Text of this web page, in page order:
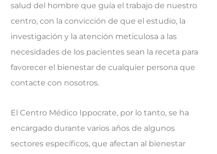
salud del hombre que guía el trabajo de nuestro
centro, con la convicción de que el estudio, la
investigación y la atención meticulosa a las
necesidades de los pacientes sean la receta para
favorecer el bienestar de cualquier persona que
contacte con nosotros.
El Centro Médico Ippocrate, por lo tanto, se ha
encargado durante varios años de algunos
sectores específicos, que afectan al bienestar